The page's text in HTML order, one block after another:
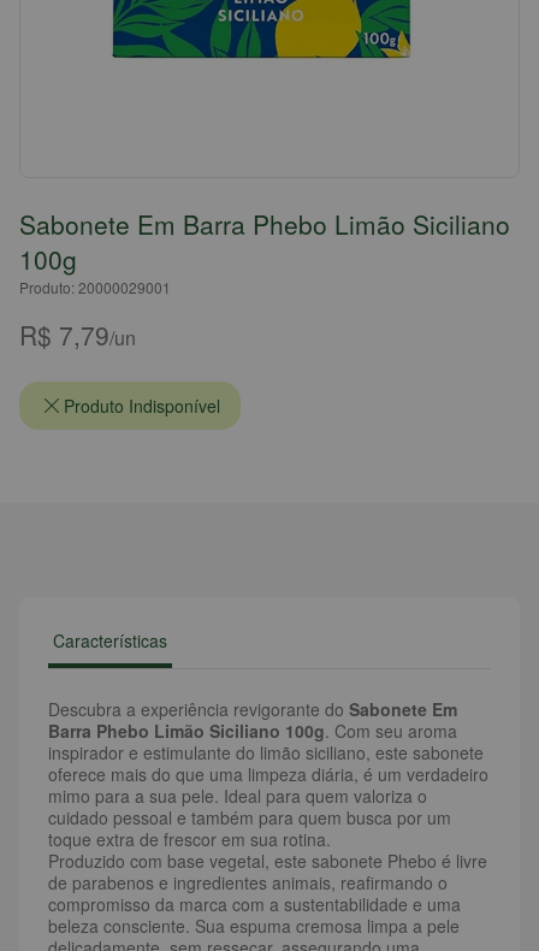
Sabonete Em Barra Phebo Limão Siciliano
100g
Produto: 20000029001
R$ 7,79/un
Produto Indisponível
Características
Descubra a experiência revigorante do Sabonete Em
Barra Phebo Limão Siciliano 100g. Com seu aroma
inspirador e estimulante do limão siciliano, este sabonete
oferece mais do que uma limpeza diária, é um verdadeiro
mimo para a sua pele. Ideal para quem valoriza o
cuidado pessoal e também para quem busca por um
toque extra de frescor em sua rotina.
Produzido com base vegetal, este sabonete Phebo é livre
de parabenos e ingredientes animais, reafirmando o
compromisso da marca com a sustentabilidade e uma
beleza consciente. Sua espuma cremosa limpa a pele